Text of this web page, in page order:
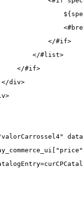
</#if>
</#list>
</#if>
</div>